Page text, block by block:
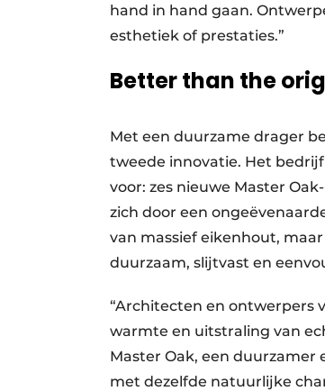
hand in hand gaan.
esthetiek of prestaties.”
Better than the
Met een duurzame drager
tweede innovatie. Het
voor: zes nieuwe Master
zich door een
van massief eikenhout,
duurzaam, slijtvast en
“Architecten en ontwerpers
warmte en uitstraling van
Master Oak, een
met dezelfde natuurlijke